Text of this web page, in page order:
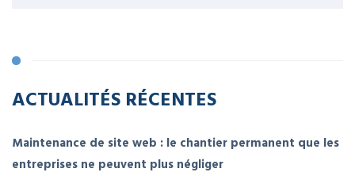
ACTUALITÉS RÉCENTES
Maintenance de site web : le chantier permanent que les
entreprises ne peuvent plus négliger